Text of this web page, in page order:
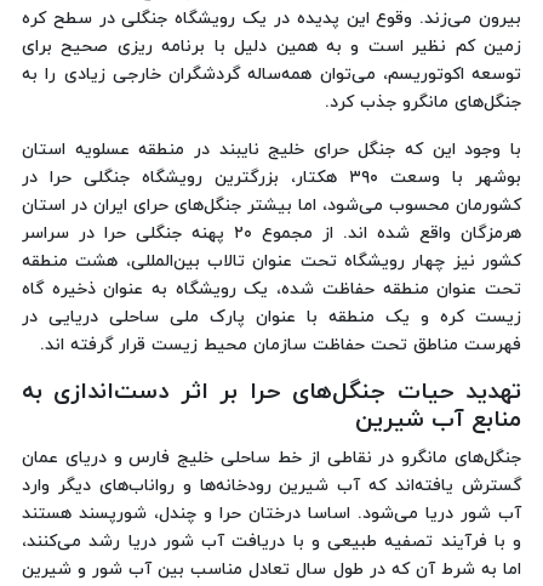
بیرون می‌زند. وقوع این پدیده در یک رویشگاه جنگلی در سطح کره
زمین کم نظیر است و به همین دلیل با برنامه ریزی صحیح برای
توسعه اکوتوریسم، می‌توان همه‌ساله گردشگران خارجی زیادی را به
جنگل‌های مانگرو جذب کرد.
با وجود این که جنگل حرای خلیج نایبند در منطقه عسلویه استان
بوشهر با وسعت ۳۹۰ هکتار، بزرگترین رویشگاه جنگلی حرا در
کشورمان محسوب می‌شود، اما بیشتر جنگل‌های حرای ایران در استان
هرمزگان واقع شده اند. از مجموع ۲۰ پهنه جنگلی حرا در سراسر
کشور نیز چهار رویشگاه تحت عنوان تالاب بین‌المللی، هشت منطقه
تحت عنوان منطقه حفاظت شده، یک رویشگاه به عنوان ذخیره گاه
زیست کره و یک منطقه با عنوان پارک ملی ساحلی دریایی در
فهرست مناطق تحت حفاظت سازمان محیط زیست قرار گرفته اند.
تهدید حیات جنگل‌های حرا بر اثر دست‌اندازی به
منابع آب شیرین
جنگل‌های مانگرو در نقاطی از خط ساحلی خلیج فارس و دریای عمان
گسترش یافته‌اند که آب شیرین رودخانه‌ها و رواناب‌های دیگر وارد
آب شور دریا می‌شود. اساسا درختان حرا و چندل، شورپسند هستند
و با فرآیند تصفیه طبیعی و با دریافت آب شور دریا رشد می‌کنند،
اما به شرط آن که در طول سال تعادل مناسب بین آب شور و شیرین